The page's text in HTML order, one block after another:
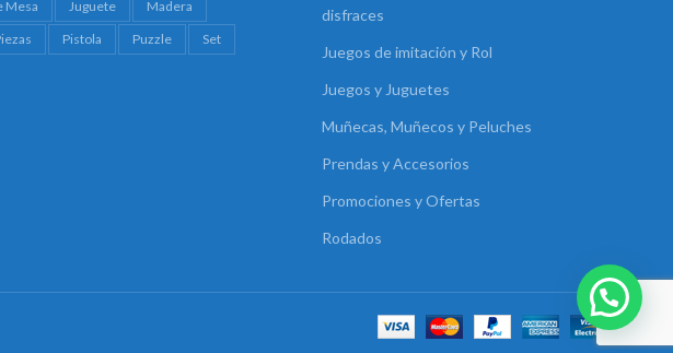
Mesa Juguete
Madera
Pistola Puzzle
Set
disfraces
Juegos de imitación y Rol
Juegos y Juguetes
Muñecas, Muñecos y Peluches
Prendas y Accesorios
Promociones y Ofertas
Rodados